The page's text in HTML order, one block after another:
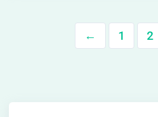
← 1 2